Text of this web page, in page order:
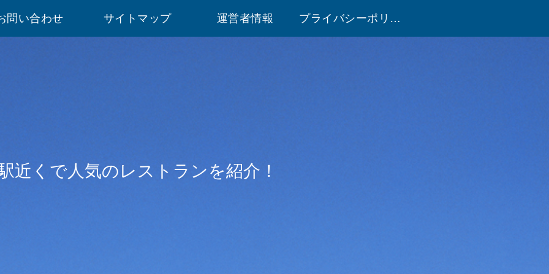
近くで人気のレストランを紹介！
問い合わせ サイトマップ 運営者情報 プライバシーポリシー